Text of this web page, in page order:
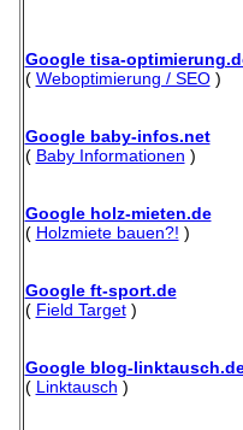
Google tisa-
( Weboptimierung / SEO)
Google baby-infos.net
( Baby Informationen )
Google holz-mieten.de
( Holzmiete bauen?! )
Google ft-sport.de
( Field Target)
Google blog-
( Linktausch )